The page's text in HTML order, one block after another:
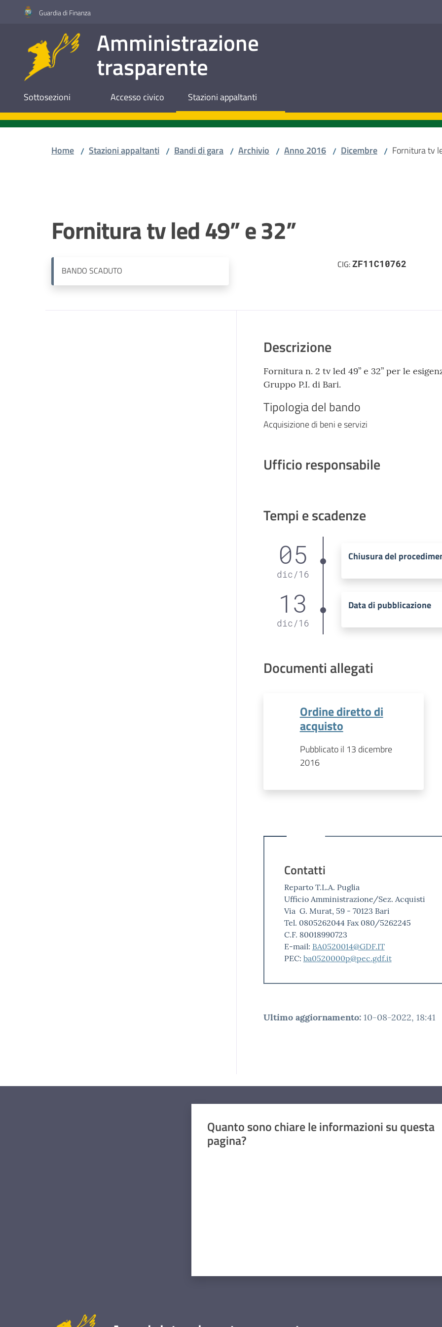
Vai al contenuto
Vai alla navigazione
Vai al footerGuardia di Finanza
Amministrazione
trasparente
Sottosezioni Accesso civico Stazioni appaltanti
Home / Stazioni appaltanti / Bandi di gara / Archivio / Anno 2016 / Dicembre / Fornitura tv
Fornitura tv led 49” e 32”
BANDO SCADUTO
CIG:ZF11C10762
Descrizione
Fornitura n. 2 tv led 49” e 32” per le
Gruppo P.I. di Bari.
Tipologia del bando
Acquisizione di beni e servizi
Ufficio responsabile
Tempi e scadenze
05
dic/16
Chiusura del
13
dic/16
Data di pubblicazione
Documenti allegati
Ordine diretto di
acquisto
Pubblicato il 13 dicembre
2016
Contatti
Reparto T.L.A. Puglia
Ufficio Amministrazione/Sez. Acquisti
Via G. Murat, 59 - 70123 Bari
Tel. 0805262044 Fax 080/5262245
C.F. 80018990723
E-mail: BA0520014@GDF.IT
PEC: ba0520000p@pec.gdf.it
Ultimo aggiornamento: 10-08-2022, 18:41
Quanto sono chiare le informazioni su questa
pagina?